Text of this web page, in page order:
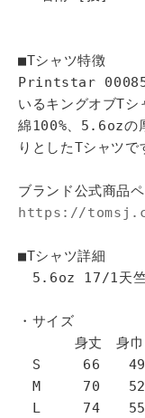
■Tシャツ特徴
Printstar 00085-
いるキングオブTシ
綿100%、5.6ozの
りとしたTシャツで
ブランド公式商品
https://
■Tシャツ詳細
5.6oz 17/1天
・サイズ
身丈 身巾
S 66
M 70
L 74